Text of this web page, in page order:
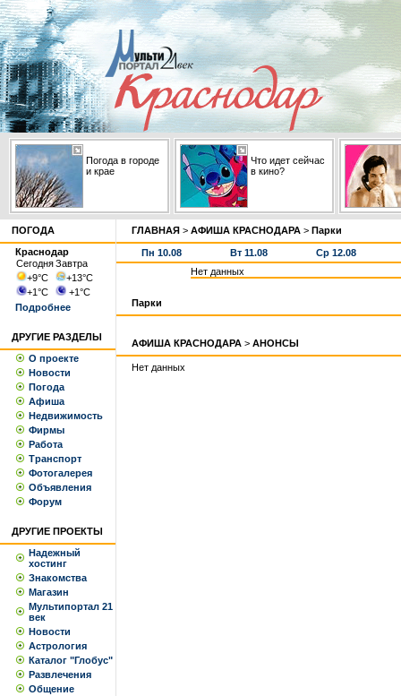
Погода в городе
и крае
Что идет сейчас
в кино?
ПОГОДА
Краснодар
СегодняЗавтра
+9°С +13°С
+1°С +1°С
Подробнее
ДРУГИЕ РАЗДЕЛЫ
О проекте
Новости
Погода
Афиша
Недвижимость
Фирмы
Работа
Транспорт
Фотогалерея
Объявления
Форум
ДРУГИЕ ПРОЕКТЫ
Надежный
хостинг
Знакомства
Магазин
Мультипортал 21
век
Новости
Астрология
Каталог "Глобус"
Развлечения
Общение
ГЛАВНАЯ > АФИША КРАСНОДАРА > Парки
Пн 10.08 Вт 11.08
Ср 12.08
Нет данных
Парки
АФИША КРАСНОДАРА > АНОНСЫ
Нет данных